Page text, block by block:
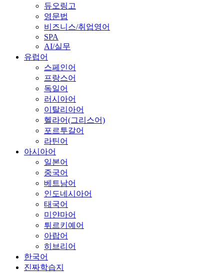
듀오링고
영문법
비즈니스/취업영어
SPA
AI/실무
유럽어
스페인어
프랑스어
독일어
러시아어
이탈리아어
헬라어(그리스어)
포르투갈어
라틴어
아시아어
일본어
중국어
베트남어
인도네시아어
태국어
미얀마어
튀르키예어
아랍어
히브리어
한국어
진짜학습지